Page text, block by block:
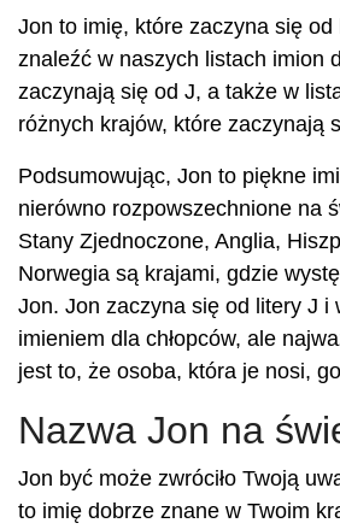
Jon to imię, które zaczyna się
znaleźć w naszych listach imion
zaczynają się od J, a także w
różnych krajów, które zaczynają
Podsumowując, Jon to piękne
nierówno rozpowszechnione na
Stany Zjednoczone, Anglia,
Norwegia są krajami, gdzie
Jon. Jon zaczyna się od litery J i
imieniem dla chłopców, ale
jest to, że osoba, która je nosi,
Nazwa Jon na
Jon być może zwróciło Twoją
to imię dobrze znane w Twoim